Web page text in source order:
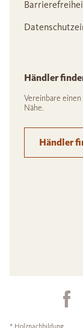
Händler
Vereinbare
Nähe.
Händler
* Holznachbildung